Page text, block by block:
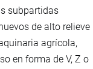
subpartidas
de alto relieve
agrícola,
en forma de V, Z o